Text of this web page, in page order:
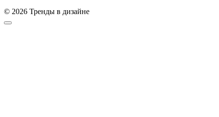
© 2026 Тренды в дизайне